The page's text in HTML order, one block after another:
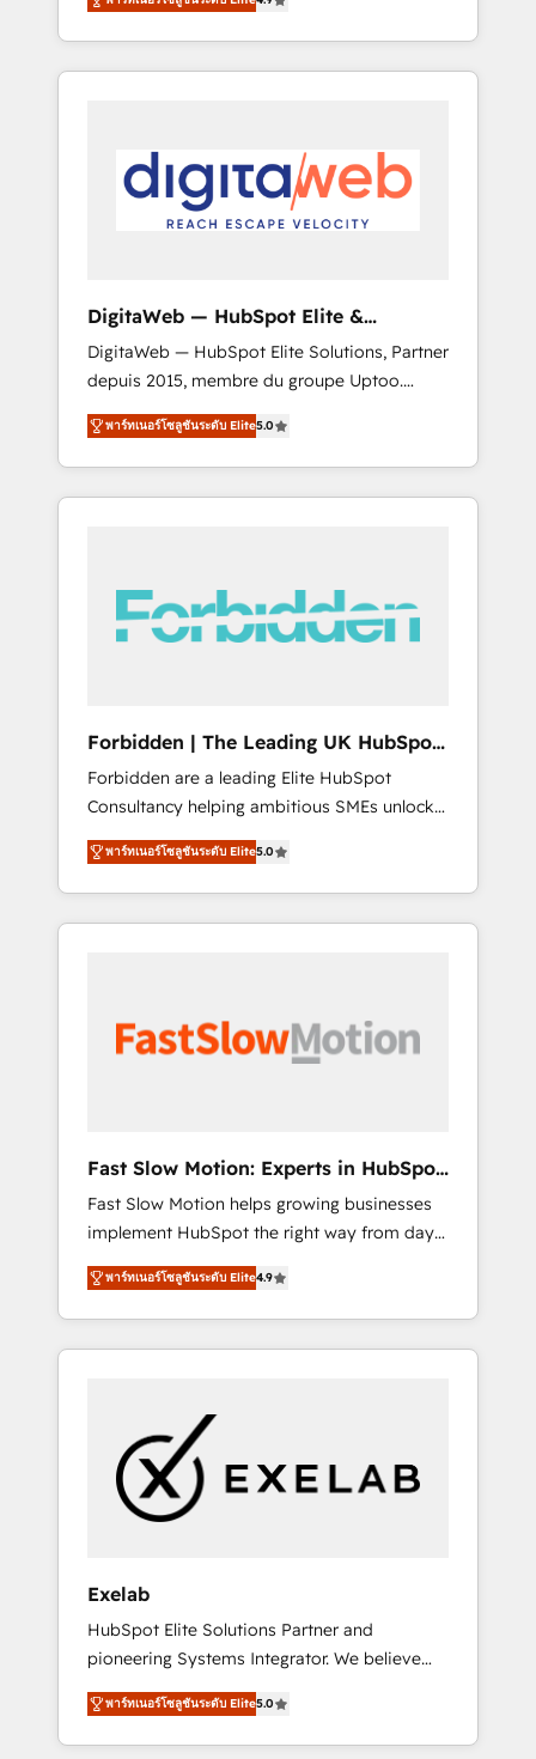
industries. With 150+ HubSpot-certified
experts, we deliver scalable solutions to
complex GTM and RevOps challenges. Our
smooth setup tailored to your GTM motion.
🔹 Migrations: Move from other CRMs to
HubSpot without data loss or downtime. 🔹
stack for better adoption. 🔹 Custom
Solutions: Build tailored apps, workflows, and
configurations. We are SOC 2 Type II and ISO
27001 certified, reinforcing our commitment
to data security and compliance. At
OneMetric, we help revenue teams focus on
the OneMetric that matters most: revenue.
DigitaWeb — HubSpot Elite &
Intégrations ERP
DigitaWeb — HubSpot Elite Solutions, Partner
depuis 2015, membre du groupe Uptoo.
Nous aidons les ETI et PME B2B à unifier
Marketing, Ventes et Service sur HubSpot
grâce à la Revenue Architecture : alignement
des équipes, pipeline prévisible, croissance
Shopify, Oneflow. 💻 Développements
custom : CRM UI Extensions (React),
B2B, Immobilier, Viticulture, Finance. 🚀 Nos
livrables : migration sécurisée,
implémentation Marketing + Sales + Service
Hub, synchronisation ERP ↔ HubSpot temps
réel, formation équipes. 🏆 +350 projets
livrés. Accrédités HubSpot CRM
Implementation, Data Migration & Custom
พาร์ทเนอร์โซลูชันระดับ Elite5.0
Forbidden | The Leading UK HubSpot
Consultancy
Forbidden are a leading Elite HubSpot
Consultancy helping ambitious SMEs unlock
the full potential of HubSpot. Too many
businesses invest in HubSpot but never see
the ROI they expected due to poor adoption,
messy data, and disconnected teams getting
so it actually drives revenue, not just reports
reporting - Workflow automation and data
clean-up - Sales enablement and team
training - Ongoing optimisation and RevOps
support Based in Leeds and London, we
partner with SMEs across the UK who are
ready to turn HubSpot into the growth
engine it’s meant to be.
พาร์ทเนอร์โซลูชันระดับ Elite5.0
Fast Slow Motion: Experts in HubSpot
& Salesforce
Fast Slow Motion helps growing businesses
implement HubSpot the right way from day
one — with the flexibility to scale as
complexity increases. Highly certified in both
HubSpot and Salesforce, we bring deep
experience in CRM implementation,
growing mid-market and enterprise
organizations, our team combines strong
technical execution with real business
perspective. Many of our consultants have
operators need as their systems, data, and
processes evolve. Since 2014, we’ve
supported 1,400+ clients across a wide range
of industries, including healthcare, software,
B2B services, manufacturing, financial
services and more. Whether clients are new
พาร์ทเนอร์โซลูชันระดับ Elite4.9
Exelab
HubSpot Elite Solutions Partner and
pioneering Systems Integrator. We believe
technology should serve business strategy,
not the other way around. Every engagement
begins with clear objectives, customer
พาร์ทเนอร์โซลูชันระดับ Elite5.0